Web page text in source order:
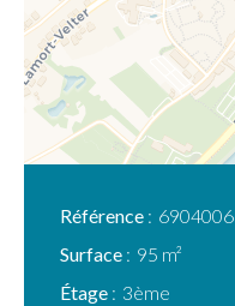
Référence
6904006
Surface
95 m²
Étage
3ème